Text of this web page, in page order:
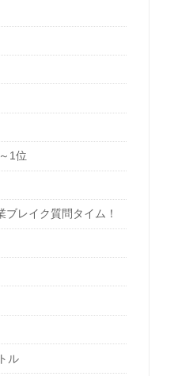
1位
ブレイク質問タイム！
ル